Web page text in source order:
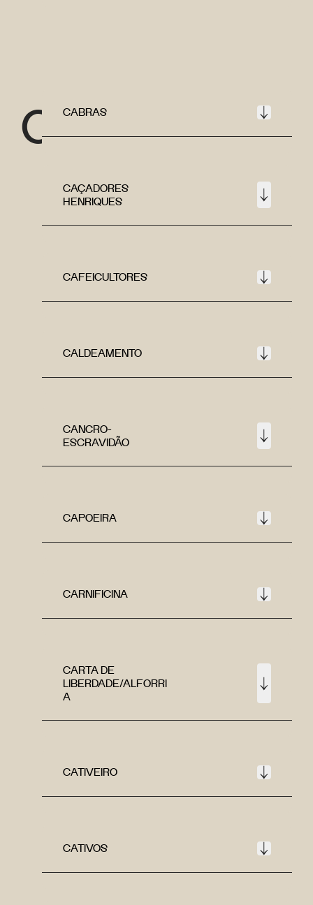
C CABRAS
CAÇADORES
HENRIQUES
CAFEICULTORES
CALDEAMENTO
CANCRO-
ESCRAVIDÃO
CAPOEIRA
CARNIFICINA
CARTA DE
LIBERDADE/ALFORRI
A
CATIVEIRO
CATIVOS